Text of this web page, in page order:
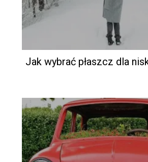
Jak wybrać płaszcz dla